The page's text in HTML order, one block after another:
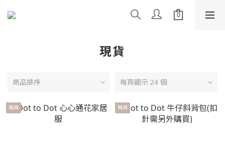
現貨
商品排序 每頁顯示 24 個
現貨 現貨